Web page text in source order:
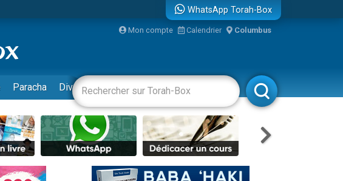
les Enfants
insalubre
WhatsApp Torah-Box
Mon compte Calendrier Columbus
Paracha Divertissements Livres Rabbanim